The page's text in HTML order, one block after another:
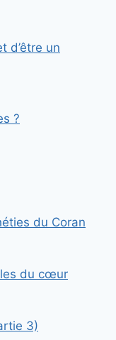
d’être un
?
du Coran
du cœur
3)